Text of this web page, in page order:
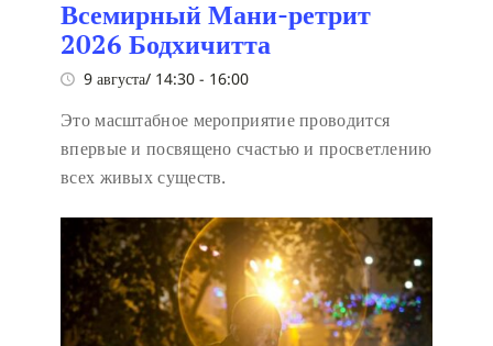
Всемирный Мани-ретрит
2026 Бодхичитта
9 августа/ 14:30 - 16:00
Это масштабное мероприятие проводится
впервые и посвящено счастью и просветлению
всех живых существ.